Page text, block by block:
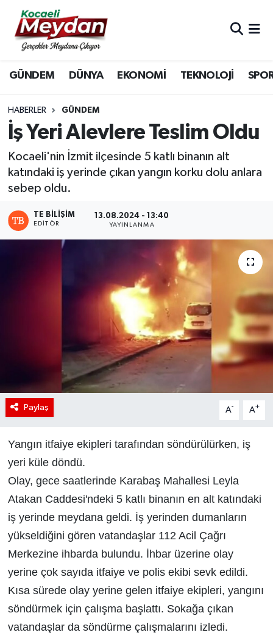
GÜNDEM DÜNYA EKONOMİ TEKNOLOJİ
HABERLER GÜNDEM
İş Yeri Alevlere Teslim Oldu
Kocaeli'nin İzmit ilçesinde 5 katlı binanın alt
katındaki iş yerinde çıkan yangın korku dolu anlara
sebep oldu.
TE BILIŞIM
EDITÖR
13.08.2024 - 13:40
YAYINLANMA
Paylaş A- A+
Yangın itfaiye ekipleri tarafından söndürülürken, iş
yeri küle döndü.
Olay, gece saatlerinde Karabaş Mahallesi Leyla
Atakan Caddesi'ndeki 5 katlı binanın en alt katındaki
iş yerinde meydana geldi. İş yerinden dumanların
yükseldiğini gören vatandaşlar 112 Acil Çağrı
Merkezine ihbarda bulundu. İhbar üzerine olay
yerine çok sayıda itfaiye ve polis ekibi sevk edildi.
Kısa sürede olay yerine gelen itfaiye ekipleri, yangını
söndürmek için çalışma başlattı. Sokağa çıkan
vatandaşlar da söndürme çalışmalarını izledi.
Nöbetçi Eczaneler
Hava Durumu
Trafik Durumu
Süper Lig Puan Durumu ve Fikstür
Tüm Manşetler